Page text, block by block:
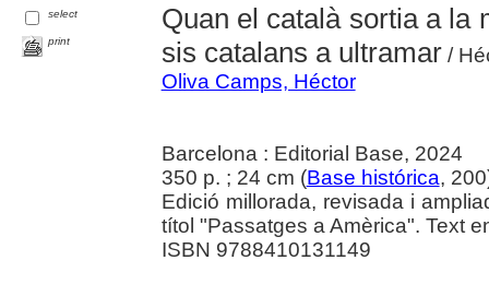
select
print
Quan el català sortia a la
sis catalans a ultramar/
Oliva Camps, Héctor
Barcelona : Editorial Base, 2024
350 p. ; 24 cm (Base histórica,
Edició millorada, revisada i
títol "Passatges a Amèrica". Text
ISBN 9788410131149